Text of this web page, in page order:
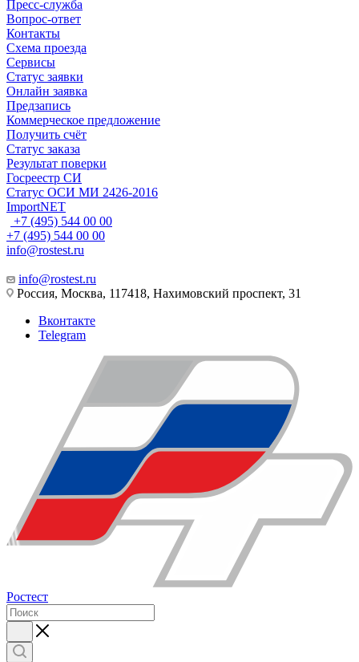
Пресс-служба
Вопрос-ответ
Контакты
Схема проезда
Сервисы
Статус заявки
Онлайн заявка
Предзапись
Коммерческое предложение
Получить счёт
Статус заказа
Результат поверки
Госреестр СИ
Статус ОСИ МИ 2426-2016
ImportNET
+7 (495) 544 00 00
+7 (495) 544 00 00
info@rostest.ru
info@rostest.ru
Россия, Москва, 117418, Нахимовский проспект, 31
Вконтакте
Telegram
Ростест